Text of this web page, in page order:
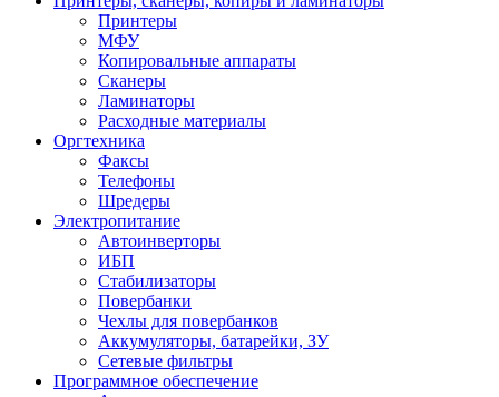
Принтеры
МФУ
Копировальные аппараты
Сканеры
Ламинаторы
Расходные материалы
Оргтехника
Факсы
Телефоны
Шредеры
Электропитание
Автоинверторы
ИБП
Стабилизаторы
Повербанки
Чехлы для повербанков
Аккумуляторы, батарейки, ЗУ
Сетевые фильтры
Программное обеспечение